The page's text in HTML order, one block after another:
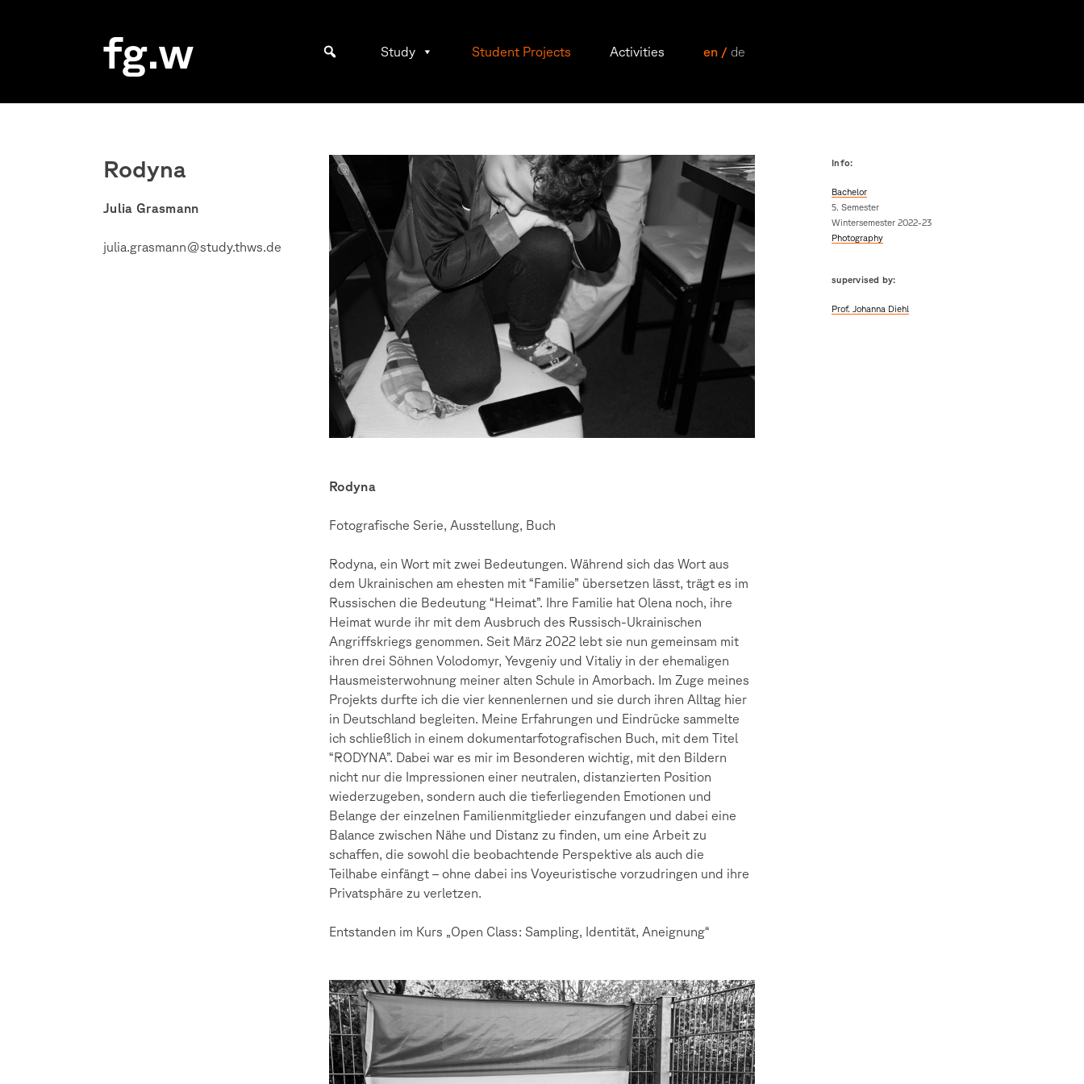
fg.w
Bachelor Kommunikationsdesign und Master Design & Information studieren
Study Student Projects Activities en / de
Rodyna
Julia Grasmann
julia.grasmann@study.thws.de
Julia
Grasmann
Rodyna
Fotografische Serie, Ausstellung, Buch
Rodyna, ein Wort mit zwei Bedeutungen. Während sich das Wort aus
dem Ukrainischen am ehesten mit “Familie” übersetzen lässt, trägt es im
Russischen die Bedeutung “Heimat”. Ihre Familie hat Olena noch, ihre
Heimat wurde ihr mit dem Ausbruch des Russisch-Ukrainischen
Angriffskriegs genommen. Seit März 2022 lebt sie nun gemeinsam mit
ihren drei Söhnen Volodomyr, Yevgeniy und Vitaliy in der ehemaligen
Hausmeisterwohnung meiner alten Schule in Amorbach. Im Zuge meines
Projekts durfte ich die vier kennenlernen und sie durch ihren Alltag hier
in Deutschland begleiten. Meine Erfahrungen und Eindrücke sammelte
ich schließlich in einem dokumentarfotografischen Buch, mit dem Titel
“RODYNA”. Dabei war es mir im Besonderen wichtig, mit den Bildern
nicht nur die Impressionen einer neutralen, distanzierten Position
wiederzugeben, sondern auch die tieferliegenden Emotionen und
Belange der einzelnen Familienmitglieder einzufangen und dabei eine
Balance zwischen Nähe und Distanz zu finden, um eine Arbeit zu
schaffen, die sowohl die beobachtende Perspektive als auch die
Teilhabe einfängt – ohne dabei ins Voyeuristische vorzudringen und ihre
Privatsphäre zu verletzen.
Entstanden im Kurs „Open Class: Sampling, Identität, Aneignung“
Julia
Grasmann
Info:
Bachelor
5. Semester
Wintersemester 2022-23
Photography
supervised by:
Prof. Johanna Diehl